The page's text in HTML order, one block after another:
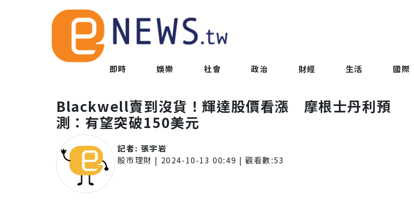
即時 娛樂 社會 政治 財經 生活 國際
Blackwell賣到沒貨！輝達股價看漲 摩根士丹利預
測：有望突破150美元
記者: 張宇岩
股市理財 | 2024-10-13 00:49 | 觀看數:53